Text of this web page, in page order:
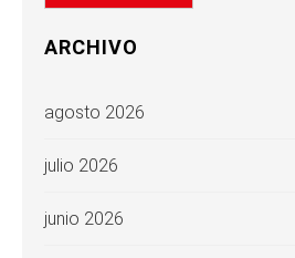
ARCHIVO
agosto 2026
julio 2026
junio 2026